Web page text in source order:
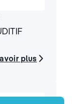
plus